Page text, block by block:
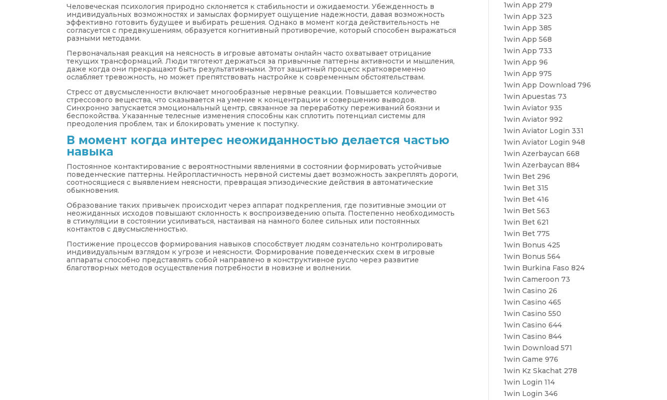
Человеческая психология природно склоняется к стабильности и ожидаемости. Убежденность в
индивидуальных возможностях и замыслах формирует ощущение надежности, давая возможность
эффективно готовить будущее и выбирать решения. Однако в момент когда действительность не
согласуется с предвкушениям, образуется когнитивный противоречие, который способен выражаться
разными методами.
Первоначальная реакция на неясность в игровые автоматы онлайн часто охватывает отрицание
текущих трансформаций. Люди тяготеют держаться за привычные паттерны активности и мышления,
даже когда они прекращают быть результативными. Этот защитный процесс кратковременно
ослабляет тревожность, но может препятствовать настройке к современным обстоятельствам.
Стресс от двусмысленности включает многообразные нервные реакции. Повышается количество
стрессового вещества, что сказывается на умение к концентрации и совершению выводов.
Синхронно запускается эмоциональный центр, связанное за переработку переживаний боязни и
беспокойства. Указанные телесные изменения способны как сплотить потенциал системы для
преодоления проблем, так и блокировать умение к поступку.
В момент когда интерес неожиданностью делается частью
навыка
Постоянное контактирование с вероятностными явлениями в состоянии формировать устойчивые
поведенческие паттерны. Нейропластичность нервной системы дает возможность закреплять дороги,
соотносящиеся с выявлением неясности, превращая эпизодические действия в автоматические
обыкновения.
Образование таких привычек происходит через аппарат подкрепления, где позитивные эмоции от
неожиданных исходов повышают склонность к воспроизведению опыта. Постепенно необходимость
в стимуляции в состоянии усиливаться, настаивая на намного более сильных или постоянных
контактов с двусмысленностью.
Постижение процессов формирования навыков способствует людям сознательно контролировать
индивидуальным взглядом к угрозе и неясности. Формирование поведенческих схем в игровые
аппараты способно представлять собой направлено в конструктивное русло через развитие
благотворных методов осуществления потребности в новизне и волнении.
1win App 279
1win App 323
1win App 385
1win App 568
1win App 733
1win App 96
1win App 975
1win App Download 796
1win Apuestas 73
1win Aviator 935
1win Aviator 992
1win Aviator Login 331
1win Aviator Login 948
1win Azerbaycan 668
1win Azerbaycan 884
1win Bet 296
1win Bet 315
1win Bet 416
1win Bet 563
1win Bet 621
1win Bet 775
1win Bonus 425
1win Bonus 564
1win Burkina Faso 824
1win Cameroon 73
1win Casino 26
1win Casino 465
1win Casino 550
1win Casino 644
1win Casino 844
1win Download 571
1win Game 976
1win Kz Skachat 278
1win Login 114
1win Login 346